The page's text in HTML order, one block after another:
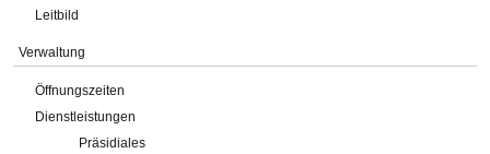
Leitbild
Verwaltung
Öffnungszeiten
Dienstleistungen
Präsidiales